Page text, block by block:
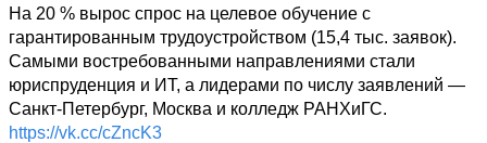
На 20 % вырос спрос на целевое обучение с
гарантированным трудоустройством (15,4 тыс. заявок).
Самыми востребованными направлениями стали
юриспруденция и ИТ, а лидерами по числу заявлений —
https://vk.cc/cZncK3